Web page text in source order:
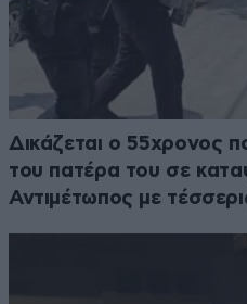
Δικάζεται ο 55χρονος
του πατέρα του σε
Αντιμέτωπος με